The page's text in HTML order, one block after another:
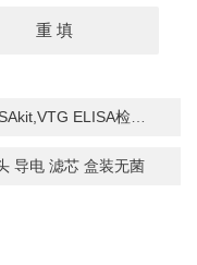
ELISA检测KIT
导电 滤芯 盒装无菌